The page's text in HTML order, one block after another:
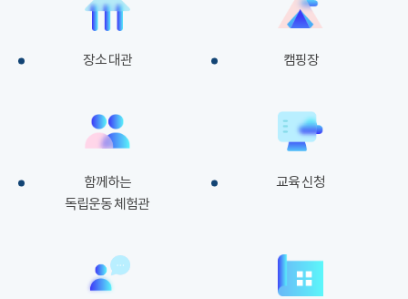
장소 대관 캠핑장
함께하는
독립운동 체험관
교육 신청